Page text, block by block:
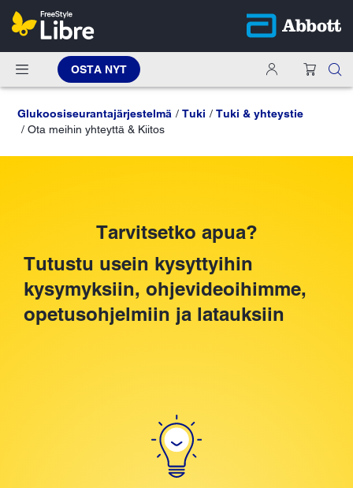
OSTA NYT
Glukoosiseurantajärjestelmä Tuki
Tuki & yhteystie
Ota meihin yhteyttä & Kiitos
Tarvitsetko apua?
Tutustu usein kysyttyihin
kysymyksiin, ohjevideoihimme,
opetusohjelmiin ja latauksiin